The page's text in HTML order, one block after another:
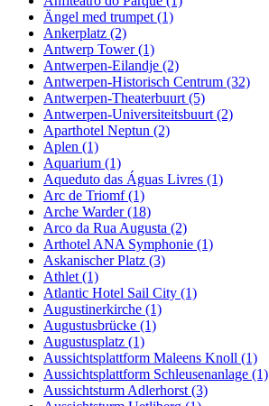
Ängel med trumpet (1)
Ankerplatz (2)
Antwerp Tower (1)
Antwerpen-Eilandje (2)
Antwerpen-Historisch Centrum (32)
Antwerpen-Theaterbuurt (5)
Antwerpen-Universiteitsbuurt (2)
Aparthotel Neptun (2)
Aplen (1)
Aquarium (1)
Aqueduto das Águas Livres (1)
Arc de Triomf (1)
Arche Warder (18)
Arco da Rua Augusta (2)
Arthotel ANA Symphonie (1)
Askanischer Platz (3)
Athlet (1)
Atlantic Hotel Sail City (1)
Augustinerkirche (1)
Augustusbrücke (1)
Augustusplatz (1)
Aussichtsplattform Maleens Knoll (1)
Aussichtsplattform Schleusenanlage (1)
Aussichtsturm Adlerhorst (3)